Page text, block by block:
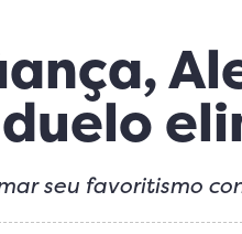
seu favoritismo